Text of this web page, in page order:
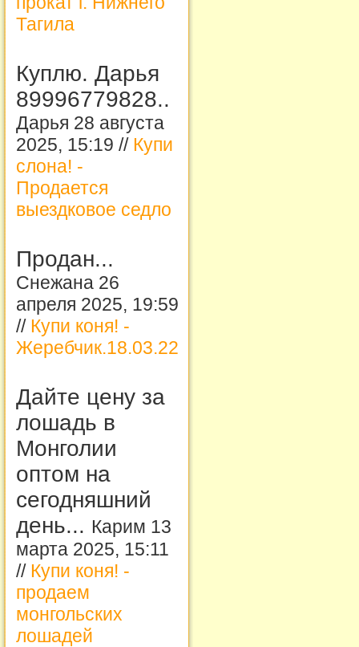
Тагила
Куплю. Дарья
89996779828..
Дарья 28 августа
2025, 15:19 // Купи
слона! -
Продается
выездковое седло
Продан...
Снежана 26
апреля 2025, 19:59
// Купи коня! -
Жеребчик.18.03.22
Дайте цену за
лошадь в
Монголии
оптом на
сегодняшний
день... Карим 13
марта 2025, 15:11
// Купи коня! -
продаем
монгольских
лошадей